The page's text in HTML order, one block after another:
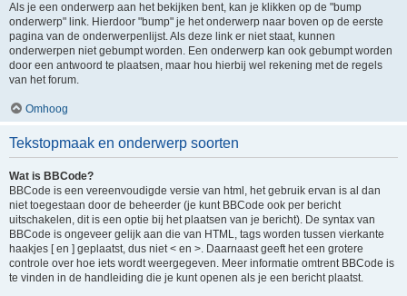
Als je een onderwerp aan het bekijken bent, kan je klikken op de "bump
onderwerp" link. Hierdoor "bump" je het onderwerp naar boven op de eerste
pagina van de onderwerpenlijst. Als deze link er niet staat, kunnen
onderwerpen niet gebumpt worden. Een onderwerp kan ook gebumpt worden
door een antwoord te plaatsen, maar hou hierbij wel rekening met de regels
van het forum.
Omhoog
Tekstopmaak en onderwerp soorten
Wat is BBCode?
BBCode is een vereenvoudigde versie van html, het gebruik ervan is al dan
niet toegestaan door de beheerder (je kunt BBCode ook per bericht
uitschakelen, dit is een optie bij het plaatsen van je bericht). De syntax van
BBCode is ongeveer gelijk aan die van HTML, tags worden tussen vierkante
haakjes [ en ] geplaatst, dus niet < en >. Daarnaast geeft het een grotere
controle over hoe iets wordt weergegeven. Meer informatie omtrent BBCode is
te vinden in de handleiding die je kunt openen als je een bericht plaatst.